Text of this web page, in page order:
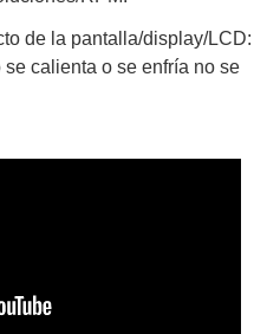
de la pantalla/display/LCD:
calienta o se enfría no se